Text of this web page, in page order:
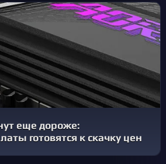
еще дороже:
готовятся к скачку цен